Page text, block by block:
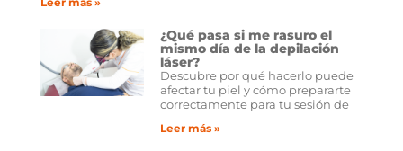
¿Qué pasa si me rasuro el
mismo día de la depilación
láser?
Descubre por qué hacerlo puede
afectar tu piel y cómo prepararte
correctamente para tu sesión de
Leer más »